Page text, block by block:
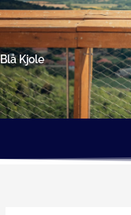
Gå
til
indholdet
Blå Kjole